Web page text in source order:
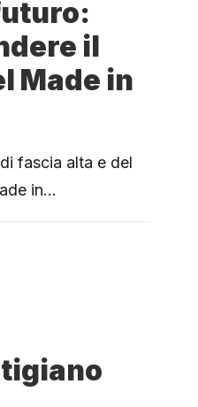
il
Made in
fascia alta e del
in…